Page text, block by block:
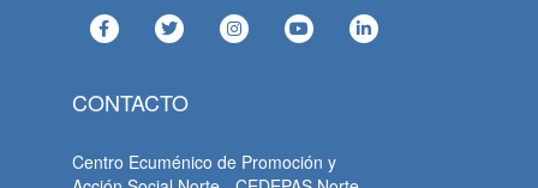
CONTACTO
Centro Ecuménico de Promoción y